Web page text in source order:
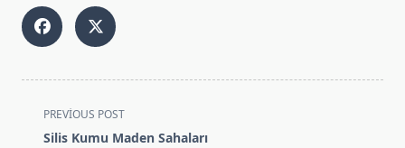
<span
class="nav-
PREVIOUS POST
Silis Kumu Maden Sahaları